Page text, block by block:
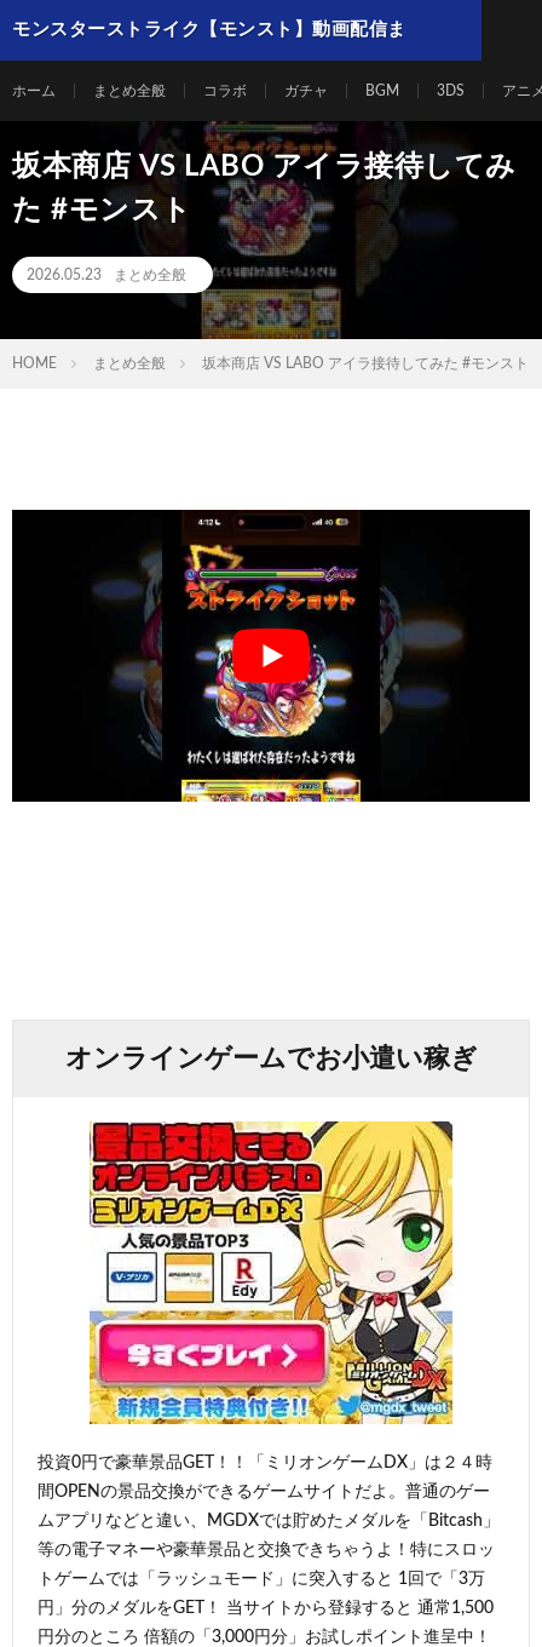
モンスターストライク【モンスト】動画配信ま
ホーム まとめ全般 コラボ ガチャ BGM 3DS アニ
坂本商店 VS LABO アイラ接待してみ
た #モンスト
2026.05.23 まとめ全般
HOME まとめ全般 坂本商店 VS LABO アイラ接待してみた #モンスト
オンラインゲームでお小遣い稼ぎ
投資0円で豪華景品GET！！「ミリオンゲームDX」は２４時
間OPENの景品交換ができるゲームサイトだよ。普通のゲー
ムアプリなどと違い、MGDXでは貯めたメダルを「Bitcash」
等の電子マネーや豪華景品と交換できちゃうよ！特にスロッ
トゲームでは「ラッシュモード」に突入すると 1回で「3万
円」分のメダルをGET！ 当サイトから登録すると 通常1,500
円分のところ 倍額の「3,000円分」お試しポイント進呈中！